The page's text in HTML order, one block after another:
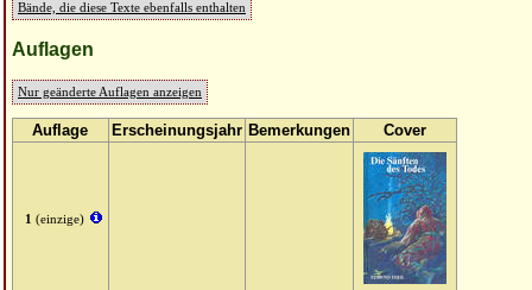
Bände, die diese Texte ebenfalls enthalten
Auflagen
Nur geänderte Auflagen anzeigen
Auflage Erscheinungsjahr Bemerkungen Cover
1 (einzige)